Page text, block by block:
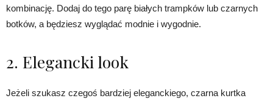
kombinację. Dodaj do tego parę białych trampków lub czarnych
botków, a będziesz wyglądać modnie i wygodnie.
2. Elegancki look
Jeżeli szukasz czegoś bardziej eleganckiego, czarna kurtka